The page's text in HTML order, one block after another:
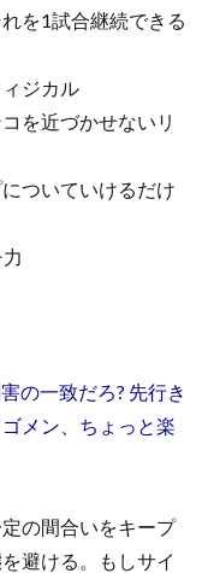
を1試合継続できる
ジカル
を近づかせないリ
ついていけるだけ
の一致だろ? 先行き
メン、ちょっと楽
の間合いをキープ
避ける。もしサイ